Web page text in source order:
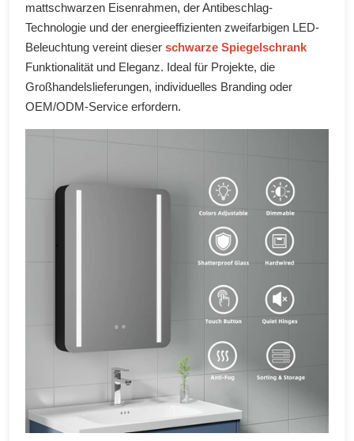
mattschwarzen Eisenrahmen, der Antibeschlag-
Technologie und der energieeffizienten zweifarbigen LED-
Beleuchtung vereint dieser schwarze Spiegelschrank
Funktionalität und Eleganz. Ideal für Projekte, die
Großhandelslieferungen, individuelles Branding oder
OEM/ODM-Service erfordern.